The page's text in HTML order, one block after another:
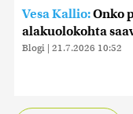
Vesa Kallio:Onko
alakuolokohta
Blogi | 21.7.2026 10:52